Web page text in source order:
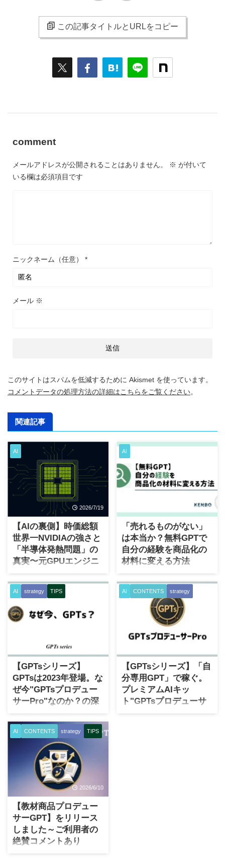
この記事タイトルとURLをコピー
comment
メールアドレスが公開されることはありません。 ※ が付いて
いる欄は必須項目です
ニックネーム（任意） *
メール ※
このサイトはスパムを低減するために Akismet を使っています。
コメントデータの処理方法の詳細はこちらをご覧ください。
関連記事
AI
2026/7/19
【AIの裏側】時価総額
世界一NVIDIAの強さと
「半導体発熱問題」の
真実〜元GPUエンジニ
アの私がnoteで語った
こと
ここ何年間かほぼ毎日のよう
に、ニュースを見れば「生成
AI」「ChatGPT」
ように感じてます。 これらの
単語はすべて繋がっていま
す。 これらを繋ぐ最重要なコ
ンポーネントとして、GPU =
Graphics Processing Unit（グ
ラフィックス プロセッシング
ユニット）があるのをご存じ
でしょうか。 AIを動かす心臓
部品であって、これなしでは
どうにもならん。そういった
半導体チップです。 ところで
Amazon（AWS）がAI専用の
超巨大データ ...
AI
2026/6/28
「売れるものがない」
は本当か？無料GPTで
自分の経験を商品化の
材料に変える方法
「自分には、売れるものがな
い」 個人でビジネスを始めよ
うとすると、多くの人が最初
に止まる壁がこれ。 脳裏に浮
かぶのは概ねネガティブなも
のばかり。特別なスキルがあ
るわけではないし、有名な実
ないし。 この状況で、自分の
商品を作ってみましょうと言
われても、なかなかピンとこ
ない。 でも、本当に売れるも
のがないのでしょうか？私が
AI strategy TIPS
【GPTsシリーズ】
GPTsは2023年登場。な
ぜ今"GPTsプロデュー
サーPro"なのか？の深
いワケ
あなたを無敵にするかもしれ
ないGPTsの誕生はいつ？ AIの
進歩、進化は2022年暮れ頃か
ら明らかに別次元になったと
実感します。つまり、
ChatGPTが爆誕してから、と
いう意味です。 2022年暮れの
前まではAIといってもほとん
ど一般の方にはピンとこない
し、また何度かAIブームだと
叫ばれていても、いつの間に
かブームは消えて、という繰
り返しが続いておりました。
AI CONTENTS strategy
【GPTsシリーズ】「自
分専用GPT」で稼ぐ。
プレミアムAIキッ
ト"GPTsプロデューサ
ーPro"を公開しました
AI CONTENTS strategy TIPS
2026/6/10
【教材商品プロデュー
サーGPT】をリリース
しました～ご利用者の
絶賛コメントあり
（HACC追加特典５）